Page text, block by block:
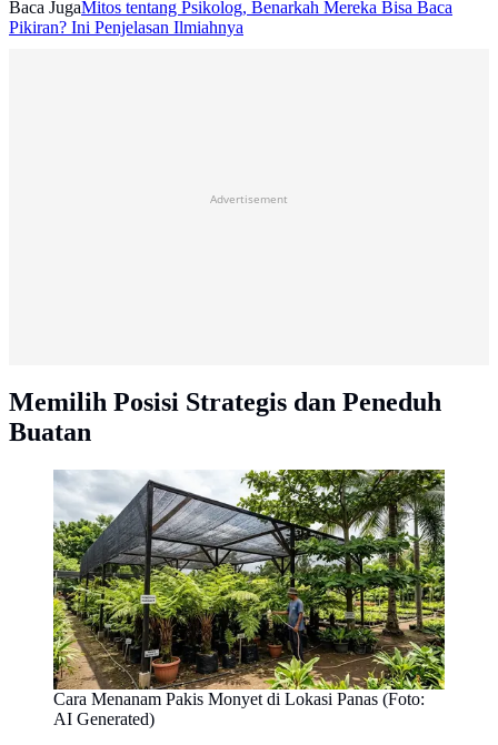
Baca JugaMitos tentang Psikolog, Benarkah Mereka Bisa Baca
Pikiran? Ini Penjelasan Ilmiahnya
Advertisement
Memilih Posisi Strategis dan Peneduh
Buatan
Cara Menanam Pakis Monyet di Lokasi Panas (Foto:
AI Generated)